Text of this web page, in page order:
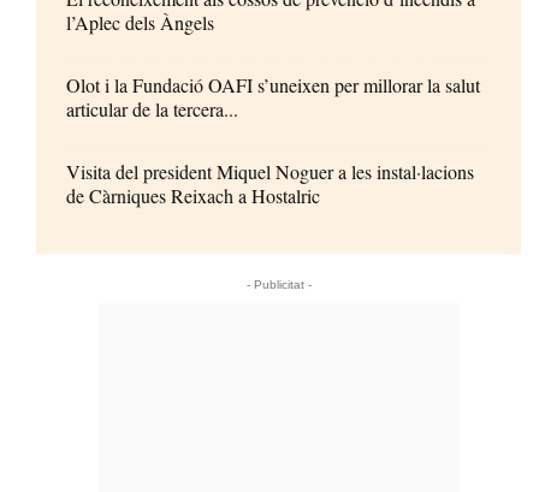
l’Aplec dels Àngels
Olot i la Fundació OAFI s’uneixen per millorar la salut
articular de la tercera...
Visita del president Miquel Noguer a les instal·lacions
de Càrniques Reixach a Hostalric
- Publicitat -